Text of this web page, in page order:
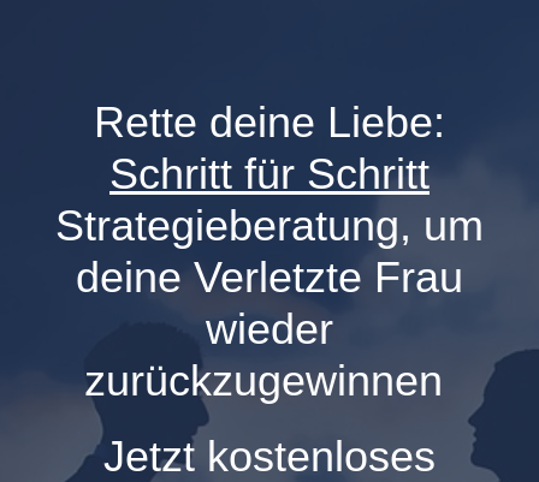
Rette deine Liebe:
Schritt für Schritt
Strategieberatung, um
deine Verletzte Frau
wieder
zurückzugewinnen
Jetzt kostenloses